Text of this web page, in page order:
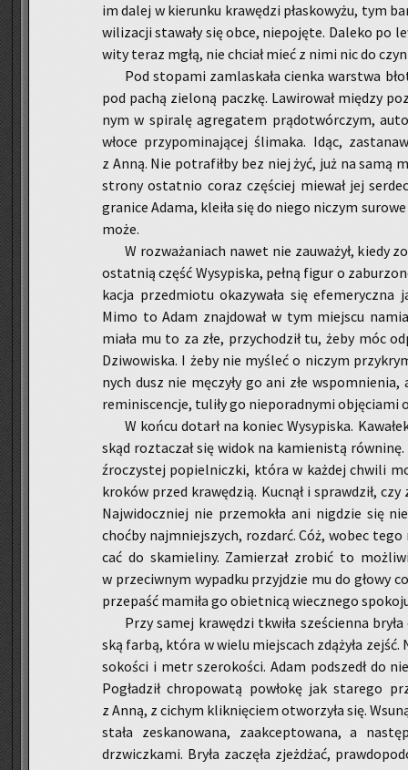
im dalej w kie­run­ku kra­wę­dzi pła­sko­wy­żu, tym
wi­li­za­cji sta­wa­ły się obce, nie­po­ję­te. Da­le­ko po
wi­ty teraz mgłą, nie chciał mieć z nimi nic do
Pod sto­pa­mi za­mla­ska­ła cien­ka war­stwa
pod pachą zie­lo­ną pacz­kę. La­wi­ro­wał mię­dzy
nym w spi­ra­lę agre­ga­tem prą­do­twór­czym,
wło­ce przy­po­mi­na­ją­cej śli­ma­ka. Idąc,
z Anną. Nie po­tra­fił­by bez niej żyć, już na samą
stro­ny ostat­nio coraz czę­ściej mie­wał jej
gra­ni­ce Adama, kle­iła się do niego ni­czym
może.
W roz­wa­ża­niach nawet nie za­uwa­żył, kiedy
ostat­nią część Wy­sy­pi­ska, pełną figur o
ka­cja przed­mio­tu oka­zy­wa­ła się efe­me­rycz­na
Mimo to Adam znaj­do­wał w tym miej­scu
miała mu to za złe, przy­cho­dził tu, żeby móc
Dzi­wo­wi­ska. I żeby nie my­śleć o ni­czym
nych dusz nie mę­czy­ły go ani złe wspo­mnie­nia,
re­mi­ni­scen­cje, tu­li­ły go nie­po­rad­ny­mi ob­ję­cia­mi
W końcu do­tarł na ko­niec Wy­sy­pi­ska.
skąd roz­ta­czał się widok na ka­mie­ni­stą
źro­czy­stej po­piel­nicz­ki, która w każ­dej chwi­li
kro­ków przed kra­wę­dzią. Kuc­nął i spraw­dził,
Naj­wi­docz­niej nie prze­mo­kła ani ni­g­dzie się
choć­by naj­mniej­szych, roz­darć. Cóż, wobec
cać do ska­mie­li­ny. Za­mie­rzał zro­bić to
w prze­ciw­nym wy­pad­ku przyj­dzie mu do głowy
prze­paść ma­mi­ła go obiet­ni­cą wiecz­ne­go
Przy samej kra­wę­dzi tkwi­ła sze­ścien­na
ską farbą, która w wielu miej­scach zdą­ży­ła
so­ko­ści i metr sze­ro­ko­ści. Adam pod­szedł do
Po­gła­dził chro­po­wa­tą po­wło­kę jak sta­re­go
z Anną, z ci­chym klik­nię­ciem otwo­rzy­ła się.
sta­ła ze­ska­no­wa­na, za­ak­cep­to­wa­na, a
drzwicz­ka­mi. Bryła za­czę­ła zjeż­dżać,